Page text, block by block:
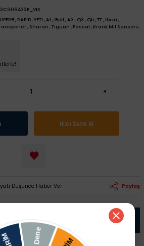
, RAPID,YETI ,A1 , Golf,A3 , Q3 , Q5,TT, Ibiza ,
, Sharan ,Tiguan , Passat, Krank Mil Sensörü
+
Hızlı Satın Al
Düşünce Haber Ver Paylaş
ile sipariş hattımızdan kontrol ettirmeniz tavsiye edilir.